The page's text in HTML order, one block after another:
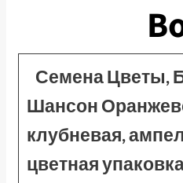
Семена Цветы,
Шансон
клубневая,
цветная